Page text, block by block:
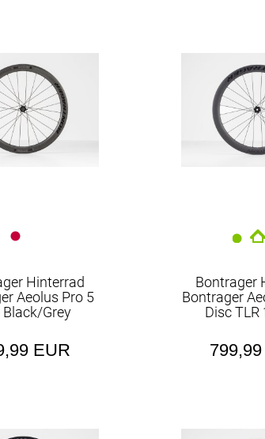
Hinterrad
Aeolus Pro 5
Black/Grey
EUR
Bontrager
Bontrager
Disc TLR